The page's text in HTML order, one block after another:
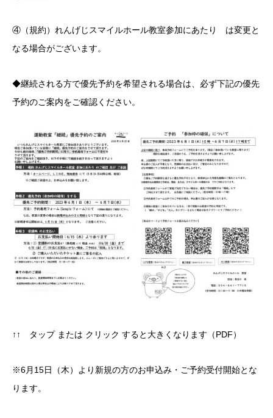
④（規約）れんげじスマイルホール教室参加にあたり は変更と
なる場合がございます。
◆継続される方で優先予約を希望される場合は、必ず下記の優先
予約のご案内をご確認ください。
↑↑ タップ または クリック すると大きくなります（PDF）
※6月15日（木）より新規の方のお申込み・ご予約受付開始とな
ります。